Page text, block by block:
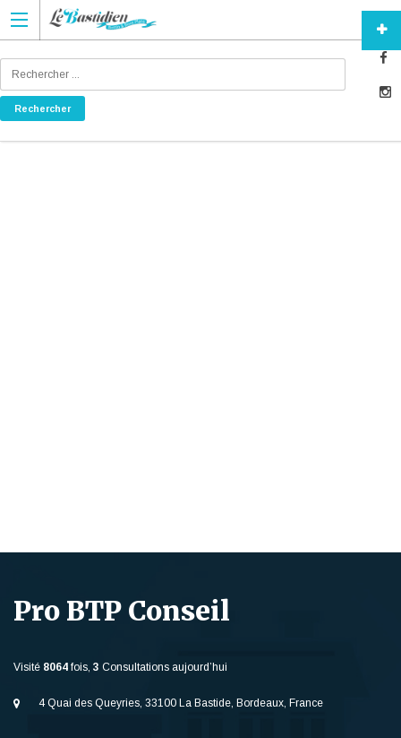
Pro BTP Conseil
Visité 8064 fois, 3 Consultations aujourd’hui
4 Quai des Queyries, 33100 La Bastide, Bordeaux, France